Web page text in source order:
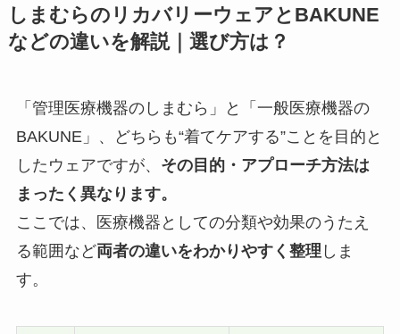
しまむらのリカバリーウェアとBAKUNE
などの違いを解説｜選び方は？
「管理医療機器のしまむら」と「一般医療機器の
BAKUNE」、どちらも“着てケアする”ことを目的と
したウェアですが、 その目的・アプローチ方法は
まったく異なります。
ここでは、医療機器としての分類や効果のうたえ
る範囲など両者の違いをわかりやすく整理 しま
す。